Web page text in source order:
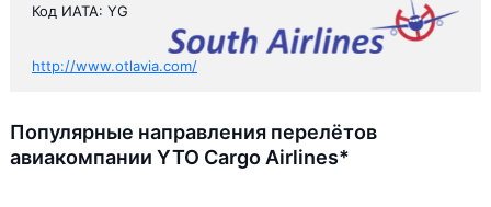
Код ИАТА: YG
http://www.otlavia.com/
Популярные направления перелётов
авиакомпании YTO Cargo Airlines*